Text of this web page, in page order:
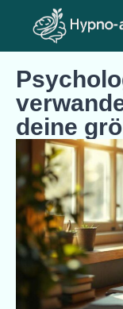
deine